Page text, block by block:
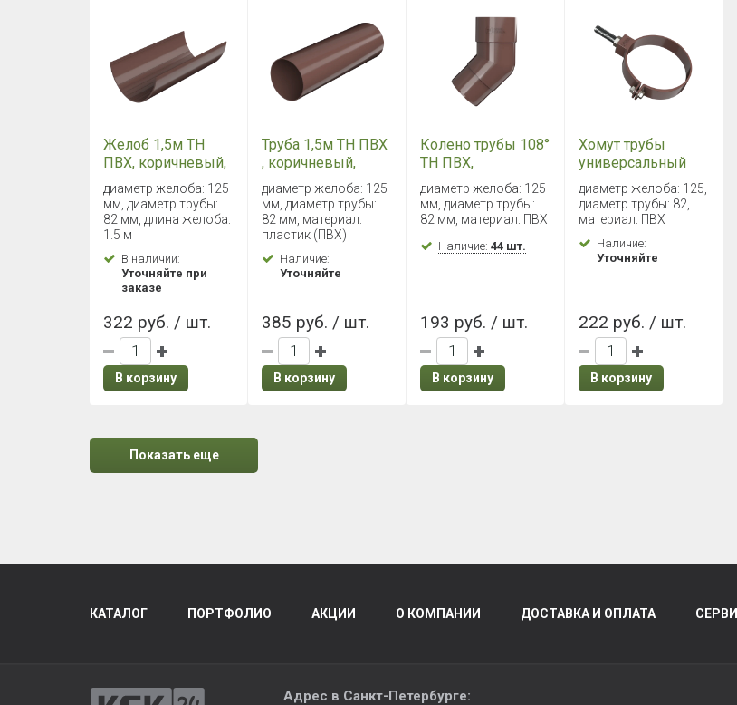
Желоб 1,5м ТН
ПВХ, коричневый,
диаметр желоба: 125
мм, диаметр трубы:
82 мм, длина желоба:
1.5 м
В наличии:
Уточняйте при
заказе
322 руб. / шт.
В корзину
Труба 1,5м ТН ПВХ
, коричневый,
диаметр желоба: 125
мм, диаметр трубы:
82 мм, материал:
пластик (ПВХ)
Наличие:
Уточняйте
385 руб. / шт.
В корзину
Колено трубы 108°
ТН ПВХ,
диаметр желоба: 125
мм, диаметр трубы:
82 мм, материал: ПВХ
Наличие:44 шт.
193 руб. / шт.
В корзину
Хомут трубы
универсальный
L=180мм ТН ПВХ ,
коричневый
диаметр желоба: 125,
диаметр трубы: 82,
материал: ПВХ
Наличие:
Уточняйте
222 руб. / шт.
В корзину
Показать еще
КАТАЛОГ ПОРТФОЛИО АКЦИИ О КОМПАНИИ ДОСТАВКА И ОПЛАТА
Адрес в Санкт-Петербурге: